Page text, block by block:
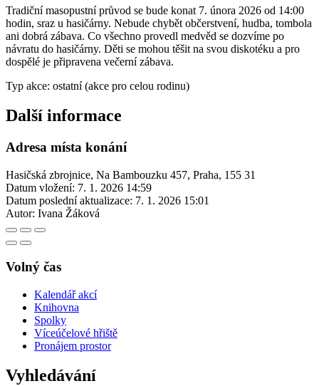
Tradiční masopustní průvod se bude konat 7. února 2026 od 14:00
hodin, sraz u hasičárny. Nebude chybět občerstvení, hudba, tombola
ani dobrá zábava. Co všechno provedl medvěd se dozvíme po
návratu do hasičárny. Děti se mohou těšit na svou diskotéku a pro
dospělé je připravena večerní zábava.
Typ akce: ostatní (akce pro celou rodinu)
Další informace
Adresa místa konání
Hasičská zbrojnice, Na Bambouzku 457, Praha, 155 31
Datum vložení: 7. 1. 2026 14:59
Datum poslední aktualizace: 7. 1. 2026 15:01
Autor: Ivana Žáková
Volný čas
Kalendář akcí
Knihovna
Spolky
Víceúčelové hřiště
Pronájem prostor
Vyhledávání